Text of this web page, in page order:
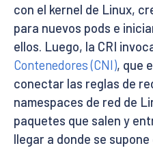
con el kernel de Linux,
para nuevos pods e
ellos. Luego, la CRI
Contenedores (CNI), que
conectar las reglas de
namespaces de red de
paquetes que salen y
llegar a donde se supone